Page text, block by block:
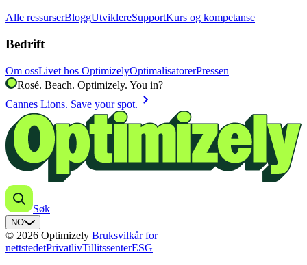
Alle ressurserBloggUtviklereSupportKurs og kompetanse
Bedrift
Om ossLivet hos OptimizelyOptimalisatorerPressen
Rosé. Beach. Optimizely. You in?
Cannes Lions. Save your spot. chevron_right
Søk
NO
© 2026 Optimizely Bruksvilkår for
nettstedetPrivatlivTillitssenterESG